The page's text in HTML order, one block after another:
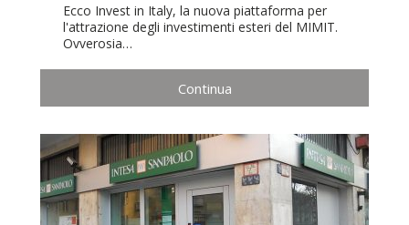
Ecco Invest in Italy, la nuova piattaforma per
l'attrazione degli investimenti esteri del MIMIT.
Ovverosia…
Continua